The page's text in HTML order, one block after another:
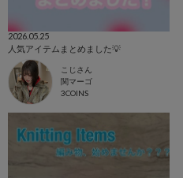
2026.05.25
人気アイテムまとめました💡
こじさん
関マーゴ
3COINS